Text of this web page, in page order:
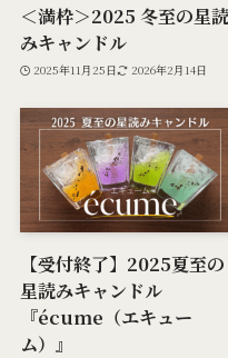
＜満枠＞2025 冬至の星読
みキャンドル
2025年11月25日 2026年2月14日
【受付終了】2025夏至の
星読みキャンドル
『écume（エキュー
ム）』